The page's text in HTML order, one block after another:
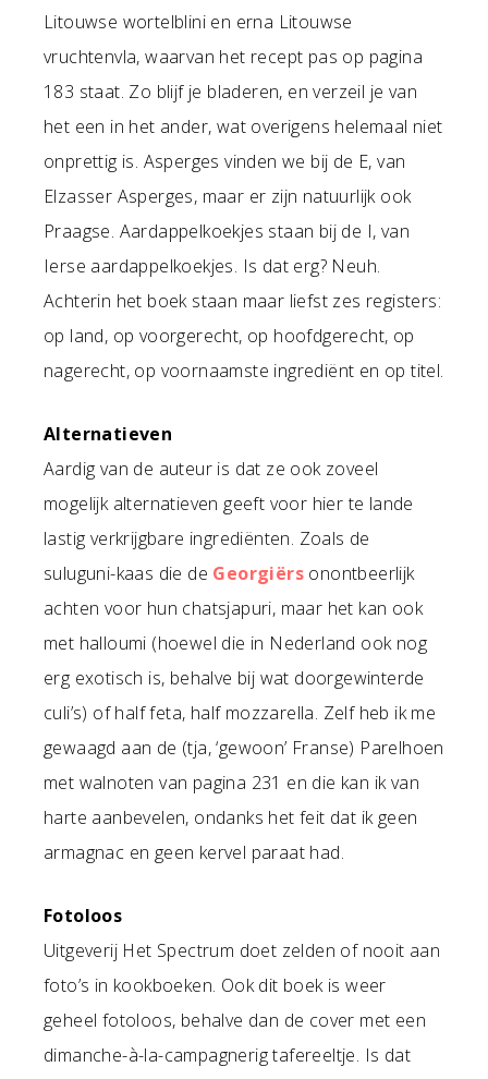
Litouwse wortelblini en erna Litouwse
vruchtenvla, waarvan het recept pas op pagina
183 staat. Zo blijf je bladeren, en verzeil je van
het een in het ander, wat overigens helemaal niet
onprettig is. Asperges vinden we bij de E, van
Elzasser Asperges, maar er zijn natuurlijk ook
Praagse. Aardappelkoekjes staan bij de I, van
Ierse aardappelkoekjes. Is dat erg? Neuh.
Achterin het boek staan maar liefst zes registers:
op land, op voorgerecht, op hoofdgerecht, op
nagerecht, op voornaamste ingrediënt en op titel.
Alternatieven
Aardig van de auteur is dat ze ook zoveel
mogelijk alternatieven geeft voor hier te lande
lastig verkrijgbare ingrediënten. Zoals de
suluguni-kaas die de Georgiërs onontbeerlijk
achten voor hun chatsjapuri, maar het kan ook
met halloumi (hoewel die in Nederland ook nog
erg exotisch is, behalve bij wat doorgewinterde
culi’s) of half feta, half mozzarella. Zelf heb ik me
gewaagd aan de (tja, ‘gewoon’ Franse) Parelhoen
met walnoten van pagina 231 en die kan ik van
harte aanbevelen, ondanks het feit dat ik geen
armagnac en geen kervel paraat had.
Fotoloos
Uitgeverij Het Spectrum doet zelden of nooit aan
foto’s in kookboeken. Ook dit boek is weer
geheel fotoloos, behalve dan de cover met een
dimanche-à-la-campagnerig tafereeltje. Is dat